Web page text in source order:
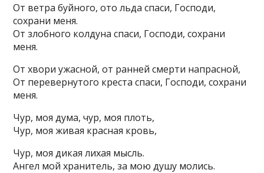
От ветра буйного, ото льда спаси, Господи,
сохрани меня.
От злобного колдуна спаси, Господи, сохрани
меня.
От хвори ужасной, от ранней смерти напрасной,
От перевернутого креста спаси, Господи, сохрани
меня.
Чур, моя дума, чур, моя плоть,
Чур, моя живая красная кровь,
Чур, моя дикая лихая мысль.
Ангел мой хранитель, за мою душу молись.